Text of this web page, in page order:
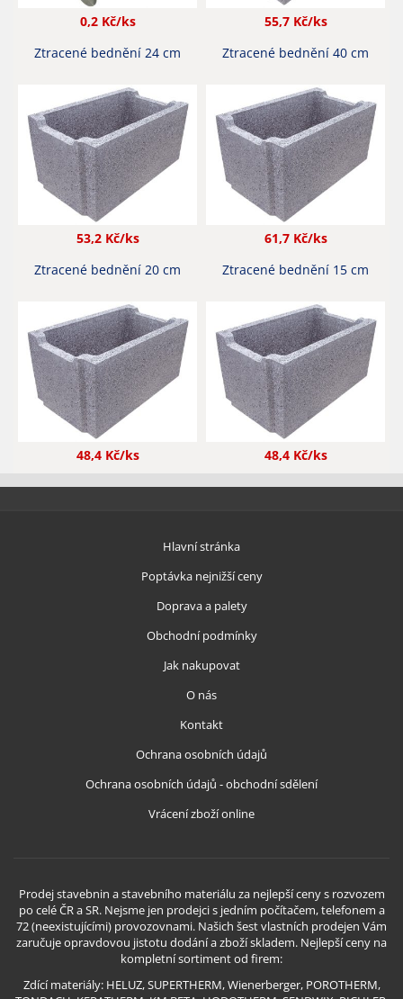
0,2 Kč/ks 55,7 Kč/ks
Ztracené bednění 24 cm
53,2 Kč/ks
Ztracené bednění 40 cm
61,7 Kč/ks
Ztracené bednění 20 cm
48,4 Kč/ks
Ztracené bednění 15 cm
48,4 Kč/ks
Hlavní stránka
Poptávka nejnižší ceny
Doprava a palety
Obchodní podmínky
Jak nakupovat
O nás
Kontakt
Ochrana osobních údajů
Ochrana osobních údajů - obchodní sdělení
Vrácení zboží online
Prodej stavebnin a stavebního materiálu za nejlepší ceny s rozvozem
po celé ČR a SR. Nejsme jen prodejci s jedním počítačem, telefonem a
72 (neexistujícími) provozovnami. Našich šest vlastních prodejen Vám
zaručuje opravdovou jistotu dodání a zboží skladem. Nejlepší ceny na
kompletní sortiment od firem:
Zdící materiály: HELUZ, SUPERTHERM, Wienerberger, POROTHERM,